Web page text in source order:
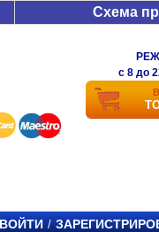
Схема
c 8 до
ВОЙТИ /